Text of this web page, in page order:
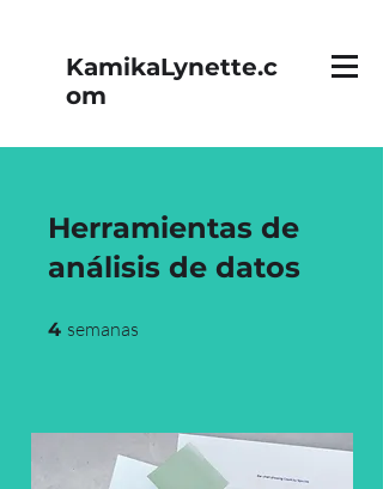
KamikaLynette.c
om
Herramientas de
análisis de datos
4 semanas